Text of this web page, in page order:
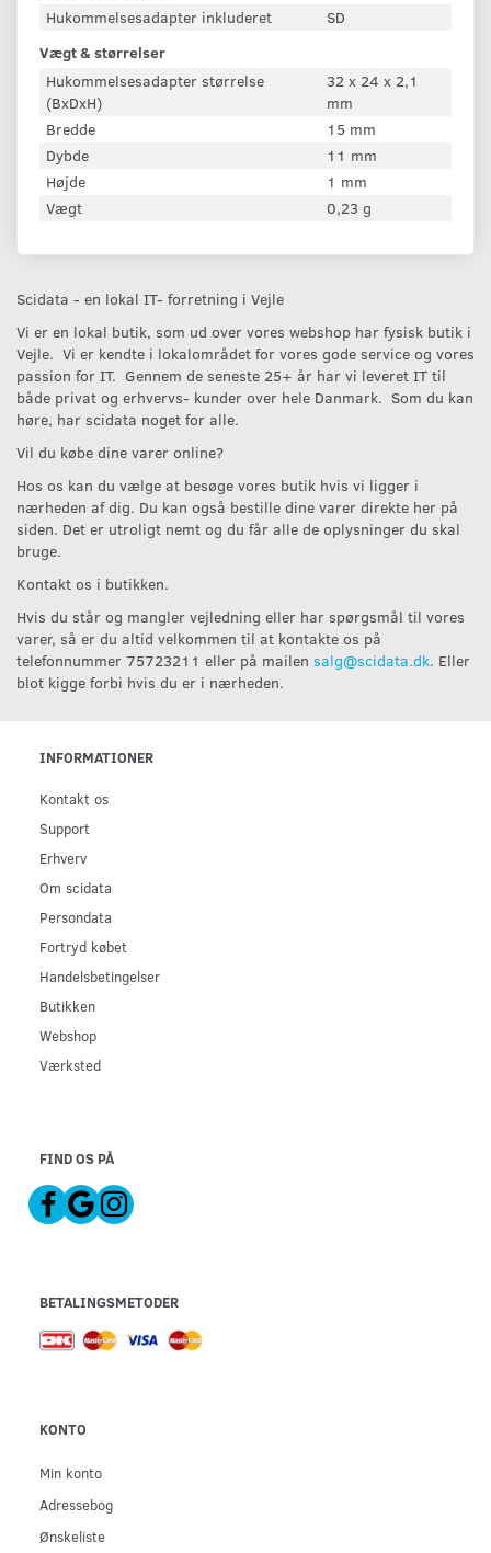
Hukommelsesadapter inkluderet
SD
Vægt & størrelser
Hukommelsesadapter størrelse
(BxDxH)
32 x 24 x 2,1
mm
Bredde
15 mm
Dybde
11 mm
Højde
1 mm
Vægt
0,23 g
Scidata - en lokal IT- forretning i Vejle
Vi er en lokal butik, som ud over vores webshop har fysisk butik i
Vejle. Vi er kendte i lokalområdet for vores gode service og vores
passion for IT. Gennem de seneste 25+ år har vi leveret IT til
både privat og erhvervs- kunder over hele Danmark. Som du kan
høre, har scidata noget for alle.
Vil du købe dine varer online?
Hos os kan du vælge at besøge vores butik hvis vi ligger i
nærheden af dig. Du kan også bestille dine varer direkte her på
siden. Det er utroligt nemt og du får alle de oplysninger du skal
bruge.
Kontakt os i butikken.
Hvis du står og mangler vejledning eller har spørgsmål til vores
varer, så er du altid velkommen til at kontakte os på
telefonnummer 75723211 eller på mailen salg@scidata.dk. Eller
blot kigge forbi hvis du er i nærheden.
INFORMATIONER
Kontakt os
Support
Erhverv
Om scidata
Persondata
Fortryd købet
Handelsbetingelser
Butikken
Webshop
Værksted
FIND OS PÅ
BETALINGSMETODER
KONTO
Min konto
Adressebog
Ønskeliste